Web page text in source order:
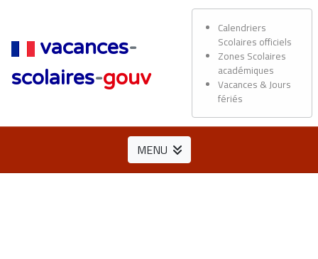
vacances-
scolaires-gouv
Calendriers
Scolaires officiels
Zones Scolaires
académiques
Vacances & Jours
fériés
MENU